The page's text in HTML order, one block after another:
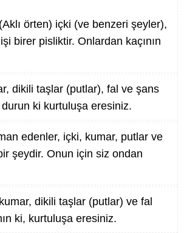
örten) içki (ve benzeri şeyler),
birer pisliktir. Onlardan kaçının
dikili taşlar (putlar), fal ve şans
ki kurtuluşa eresiniz.
edenler, içki, kumar, putlar ve
şeydir. Onun için siz ondan
dikili taşlar (putlar) ve fal
ki, kurtuluşa eresiniz.